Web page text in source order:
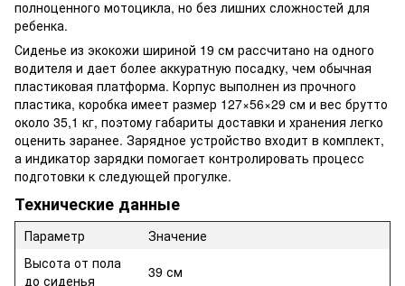
полноценного мотоцикла, но без лишних сложностей для
ребенка.
Сиденье из экокожи шириной 19 см рассчитано на одного
водителя и дает более аккуратную посадку, чем обычная
пластиковая платформа. Корпус выполнен из прочного
пластика, коробка имеет размер 127×56×29 см и вес брутто
около 35,1 кг, поэтому габариты доставки и хранения легко
оценить заранее. Зарядное устройство входит в комплект,
а индикатор зарядки помогает контролировать процесс
подготовки к следующей прогулке.
Технические данные
Параметр
Значение
Высота от пола
до сиденья
39 см